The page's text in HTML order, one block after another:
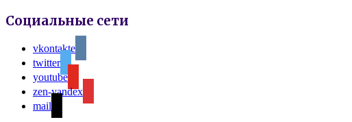
Социальные сети
vkontakte
twitter
youtube
zen-yandex
mail